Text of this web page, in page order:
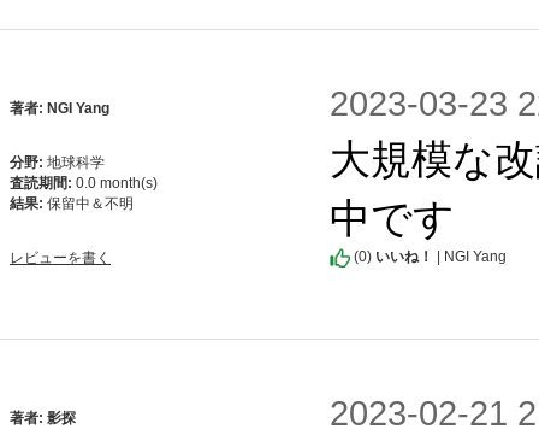
著者: NGI Yang
分野: 地球科学
査読期間: 0.0 month(s)
結果: 保留中＆不明
レビューを書く
2023-03-23
大規模な
中です
(0) いいね！ | NGI Yang
著者: 影探 2023-02-21